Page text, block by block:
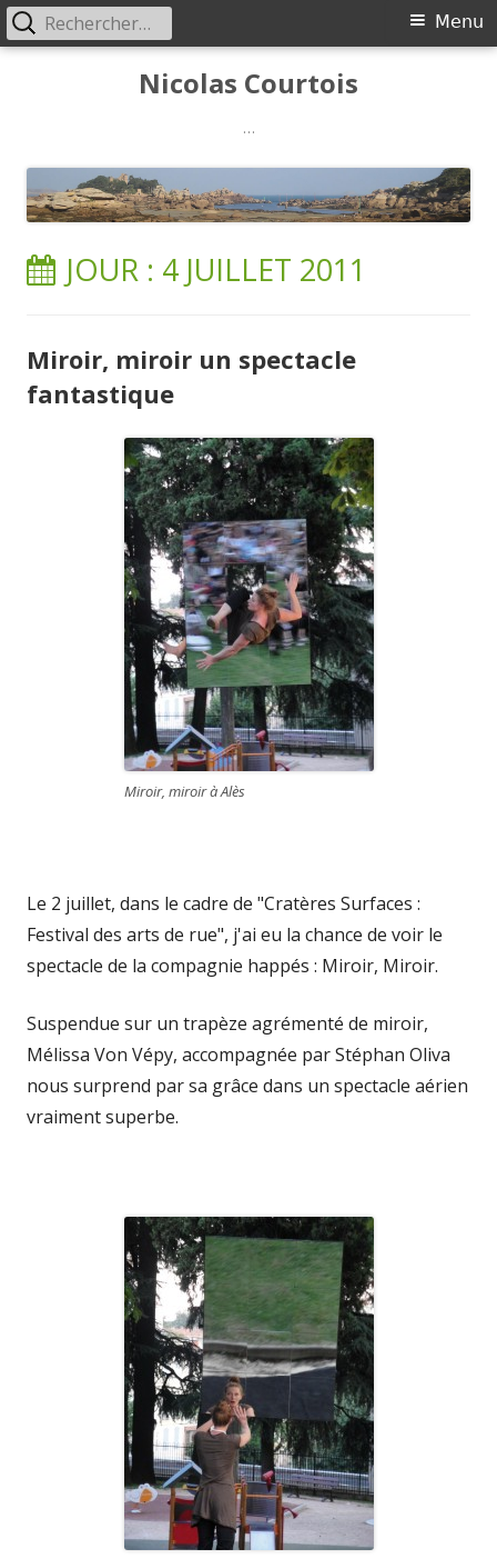
Nicolas Courtois
…
Menu
Menu
Rechercher :
JOUR : 4 JUILLET 2011
Miroir, miroir un spectacle
fantastique
Miroir, miroir à Alès
Le 2 juillet, dans le cadre de "Cratères Surfaces :
Festival des arts de rue", j'ai eu la chance de voir le
spectacle de la compagnie happés : Miroir, Miroir.
Suspendue sur un trapèze agrémenté de miroir,
Mélissa Von Vépy, accompagnée par Stéphan Oliva
nous surprend par sa grâce dans un spectacle aérien
vraiment superbe.